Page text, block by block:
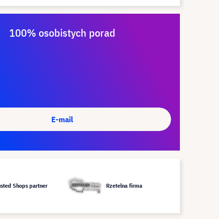
100% osobistych porad
E-mail
Shops partner Rzetelna firma